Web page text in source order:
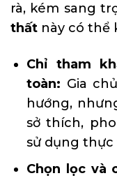
rà, kém sang
thất này có thể
Chỉ tham
toàn: Gia
hướng,
sở thích,
sử dụng
Chọn lọc và